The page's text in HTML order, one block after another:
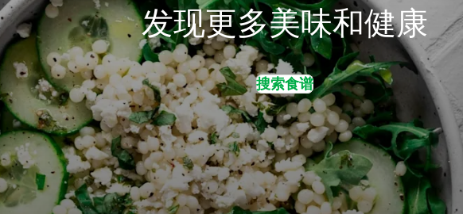
发现更多美味和健康
搜索食谱